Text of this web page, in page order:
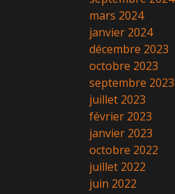
mars 2024
janvier 2024
décembre 2023
octobre 2023
septembre 2023
juillet 2023
février 2023
janvier 2023
octobre 2022
juillet 2022
juin 2022